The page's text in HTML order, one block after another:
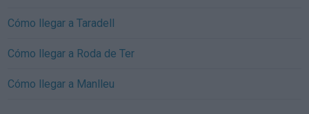
Cómo llegar a Taradell
Cómo llegar a Roda de Ter
Cómo llegar a Manlleu